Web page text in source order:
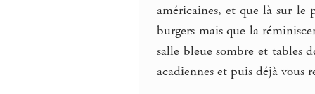
américaines, et que là sur le
burgers mais que la
salle bleue sombre et tables
acadiennes et puis déjà vous